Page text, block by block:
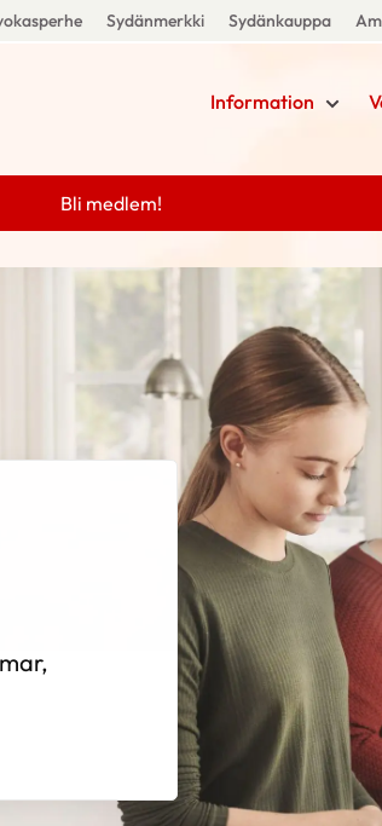
Sydänmerkki Sydänkauppa
Information
Bli medlem!